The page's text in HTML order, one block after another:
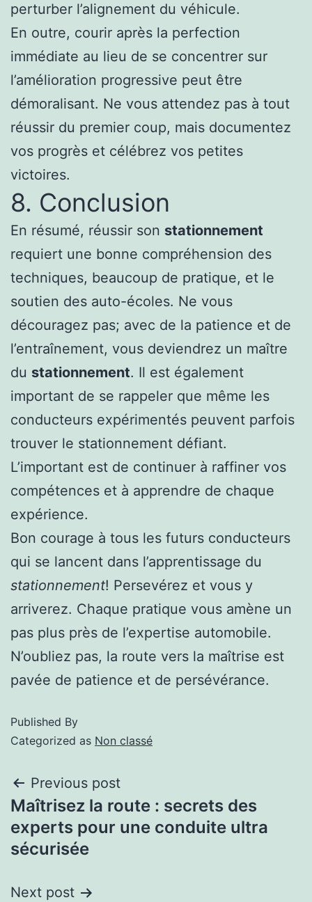
perturber l’alignement du véhicule.
En outre, courir après la perfection
immédiate au lieu de se concentrer sur
l’amélioration progressive peut être
démoralisant. Ne vous attendez pas à tout
réussir du premier coup, mais documentez
vos progrès et célébrez vos petites
victoires.
8. Conclusion
En résumé, réussir son stationnement
requiert une bonne compréhension des
techniques, beaucoup de pratique, et le
soutien des auto-écoles. Ne vous
découragez pas; avec de la patience et de
l’entraînement, vous deviendrez un maître
du stationnement. Il est également
important de se rappeler que même les
conducteurs expérimentés peuvent parfois
trouver le stationnement défiant.
L’important est de continuer à raffiner vos
compétences et à apprendre de chaque
expérience.
Bon courage à tous les futurs conducteurs
qui se lancent dans l’apprentissage du
stationnement! Persevérez et vous y
arriverez. Chaque pratique vous amène un
pas plus près de l’expertise automobile.
N’oubliez pas, la route vers la maîtrise est
pavée de patience et de persévérance.
Published By
Categorized as Non classé
Previous post
Maîtrisez la route : secrets des
experts pour une conduite ultra
sécurisée
Next post